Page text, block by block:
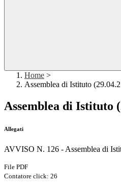
Home >
Assemblea di Istituto
Assemblea di Istituto
Allegati
AVVISO N. 126 - Assemblea di
File PDF
Contatore click: 26